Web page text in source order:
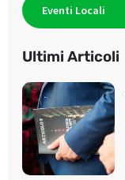
Eventi Locali
Ultimi Articoli